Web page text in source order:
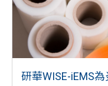
研華WISE-iEMS